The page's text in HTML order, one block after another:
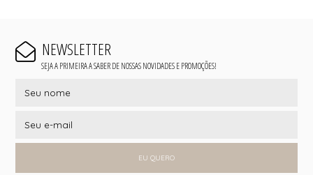
NEWSLETTER
SEJA A PRIMEIRA A SABER DE NOSSAS NOVIDADES E PROMOÇÕES!
EU QUERO